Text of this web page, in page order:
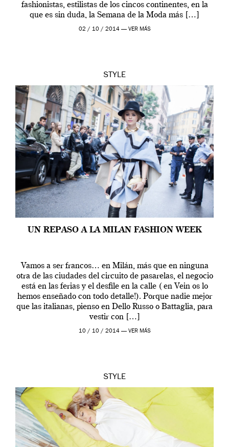
fashionistas, estilistas de los cincos continentes, en la
que es sin duda, la Semana de la Moda más […]
02 / 10 / 2014 — VER MÁS
STYLE
UN REPASO A LA MILAN FASHION WEEK
Vamos a ser francos… en Milán, más que en ninguna
otra de las ciudades del circuito de pasarelas, el negocio
está en las ferias y el desfile en la calle ( en Vein os lo
hemos enseñado con todo detalle!). Porque nadie mejor
que las italianas, pienso en Dello Russo o Battaglia, para
vestir con […]
10 / 10 / 2014 — VER MÁS
STYLE